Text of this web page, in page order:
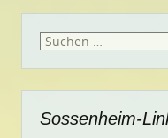
Suchen
Sossenheim-